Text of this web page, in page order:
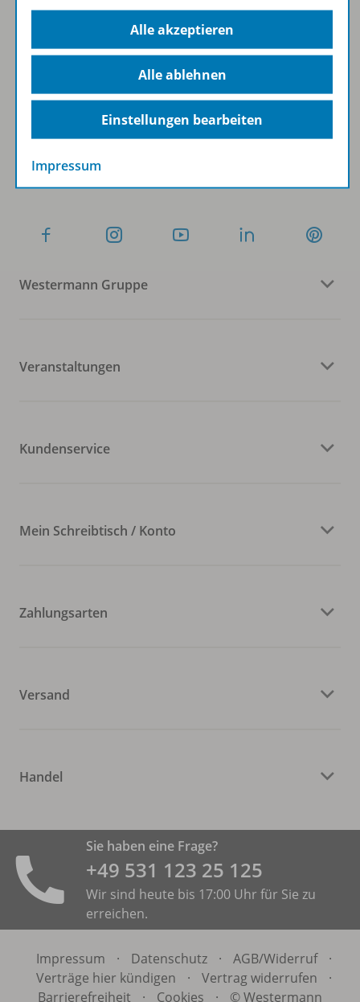
Zum Newsletter anmelden
Folgen Sie uns auf Social Media
Westermann Gruppe
Veranstaltungen
Kundenservice
Mein Schreibtisch / Konto
Zahlungsarten
Versand
Handel
Sie haben eine Frage?
+49 531 ­123 25 125
Wir sind heute bis 17:00 Uhr für Sie zu
erreichen.
Impressum · Datenschutz · AGB/Widerruf
·
Verträge hier kündigen
· Vertrag widerrufen
·
Barrierefreiheit
· Cookies · © Westermann
Alle akzeptieren
Alle ablehnen
Einstellungen bearbeiten
Impressum